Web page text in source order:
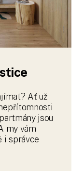
Ať už
jsou
my vám
i správce